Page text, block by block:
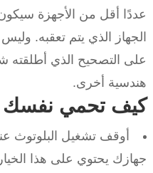
عددًا أقل من الأجهزة
الجهاز الذي يتم تعقبه.
هندسية أخرى.
كيف تحمي نفسك
أوقف تشغيل البلوتوث
جهازك يحتوي على هذا